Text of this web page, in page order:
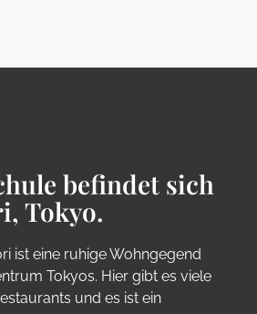
befindet sich
Tokyo.
ist eine ruhige Wohngegend
Tokyos. Hier gibt es viele
und es ist ein